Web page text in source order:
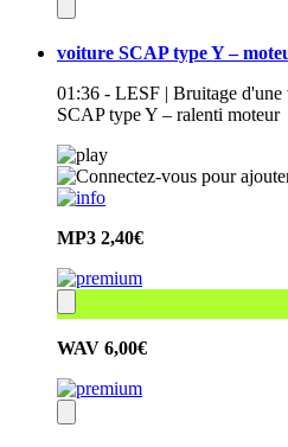
voiture SCAP type Y –
01:36 - LESF | Bruitage d'une
SCAP type Y – ralenti moteur
MP3 2,40€
WAV 6,00€